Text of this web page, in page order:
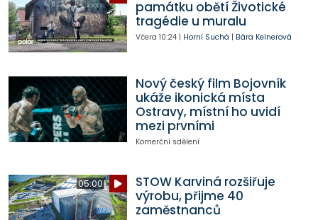
památku obětí Životické
tragédie u muralu
Včera 10:24| Horní Suchá | Bára Kelnerová
Nový český film Bojovník
ukáže ikonická místa
Ostravy, místní ho uvidí
mezi prvními
Komerční sdělení
05:00
STOW Karviná rozšiřuje
výrobu, přijme 40
zaměstnanců